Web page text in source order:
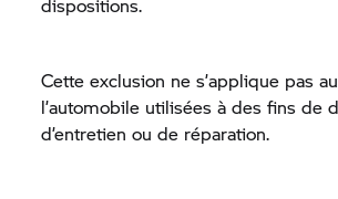
Cette exclusion ne s’applique pas
l’automobile utilisées à des fins de
d’entretien ou de réparation.